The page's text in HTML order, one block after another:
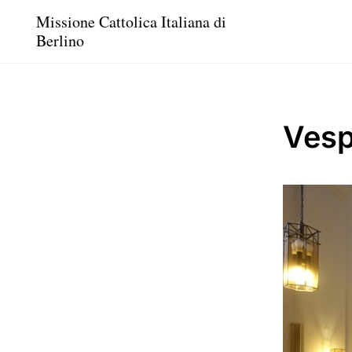
Missione Cattolica Italiana di
Berlino